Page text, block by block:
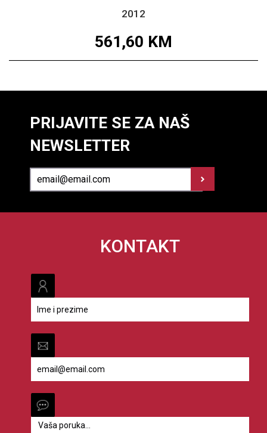
2012
561,60 KM
PRIJAVITE SE ZA NAŠ
NEWSLETTER
KONTAKT